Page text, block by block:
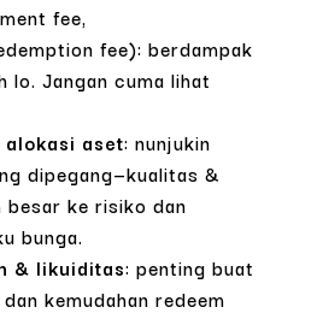
fee,
fee): berdampak
lo. Jangan cuma lihat
aset: nunjukin
dipegang—kualitas &
ke risiko dan
bunga.
& likuiditas: penting buat
kemudahan redeem